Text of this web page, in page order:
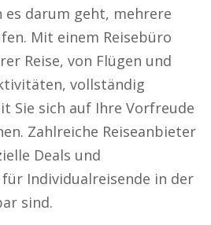
es darum geht, mehrere
Mit einem Reisebüro
Reise, von Flügen und
vollständig
Sie sich auf Ihre Vorfreude
Zahlreiche Reiseanbieter
Deals und
für Individualreisende in der
sind.